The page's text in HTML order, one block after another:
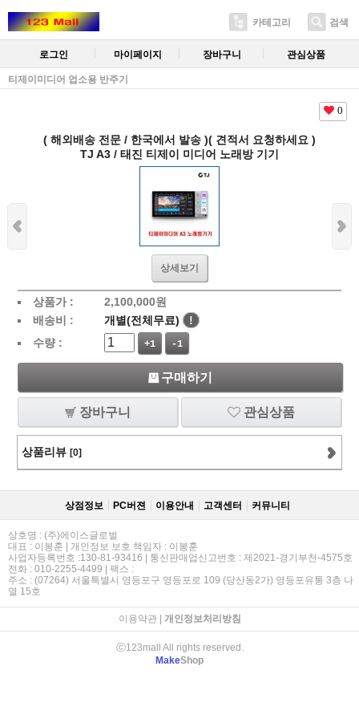
카테고리 검색
로그인 마이페이지 장바구니 관심상품
티제이미디어 업소용 반주기
0
( 해외배송 전문 / 한국에서 발송 )( 견적서 요청하세요 )
TJ A3 / 태진 티제이 미디어 노래방 기기
상세보기
상품가 : 2,100,000원
배송비 :
개별(전체무료)
!
수량 :
+1 -1
구매하기
장바구니 관심상품
상품리뷰 [0]
상점정보 PC버젼 이용안내 고객센터 커뮤니티
상호명 : (주)에이스글로벌
대표 : 이봉훈 | 개인정보 보호 책임자 : 이봉훈
사업자등록번호 :130-81-93416 | 통신판매업신고번호 : 제2021-경기부천-4575호
전화 : 010-2255-4499 | 팩스 :
주소 : (07264) 서울특별시 영등포구 영등포로 109 (당산동2가) 영등포유통 3층 나
열 15호
이용약관| 개인정보처리방침
ⓒ123mall All rights reserved.
MakeShop